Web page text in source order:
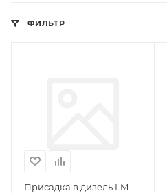
ФИЛЬТР
Присадка в дизель LM